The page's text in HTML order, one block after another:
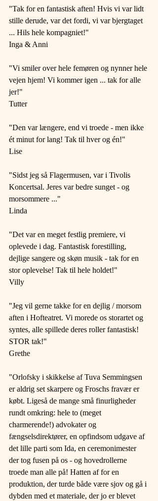
"Tak for en fantastisk aften! Hvis vi var lidt
stille derude, var det fordi, vi var bjergtaget
... Hils hele kompagniet!"
Inga & Anni
"Vi smiler over hele femøren og nynner hele
vejen hjem! Vi kommer igen ... tak for alle
jer!"
Tutter
"Den var længere, end vi troede - men ikke
ét minut for lang! Tak til hver og én!"
Lise
"Sidst jeg så Flagermusen, var i Tivolis
Koncertsal. Jeres var bedre sunget - og
morsommere ..."
Linda
"Det var en meget festlig premiere, vi
oplevede i dag. Fantastisk forestilling,
dejlige sangere og skøn musik - tak for en
stor oplevelse! Tak til hele holdet!"
Villy
"Jeg vil gerne takke for en dejlig / morsom
aften i Hofteatret. Vi morede os storartet og
syntes, alle spillede deres roller fantastisk!
STOR tak!"
Grethe
"Orlofsky i skikkelse af Tuva Semmingsen
er aldrig set skarpere og Froschs fravær er
købt. Ligeså de mange små finurligheder
rundt omkring: hele to (meget
charmerende!) advokater og
fængselsdirektører, en opfindsom udgave af
det lille parti som Ida, en ceremonimester
der tog fusen på os - og hovedrollerne
troede man alle på! Hatten af for en
produktion, der turde både være sjov og gå i
dybden med et materiale, der jo er blevet